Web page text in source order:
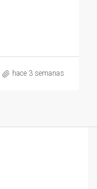
hace 3 semanas